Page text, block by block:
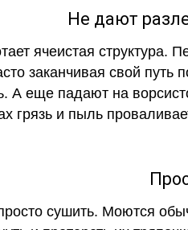
Не дают
ячеистая структура.
заканчивая свой
А еще падают на
грязь и пыль
сушить. Моются